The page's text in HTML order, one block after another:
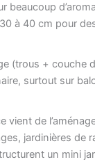
beaucoup
à 40 cm pour
(trous + couche
surtout sur
vient de
jardinières de
un mini